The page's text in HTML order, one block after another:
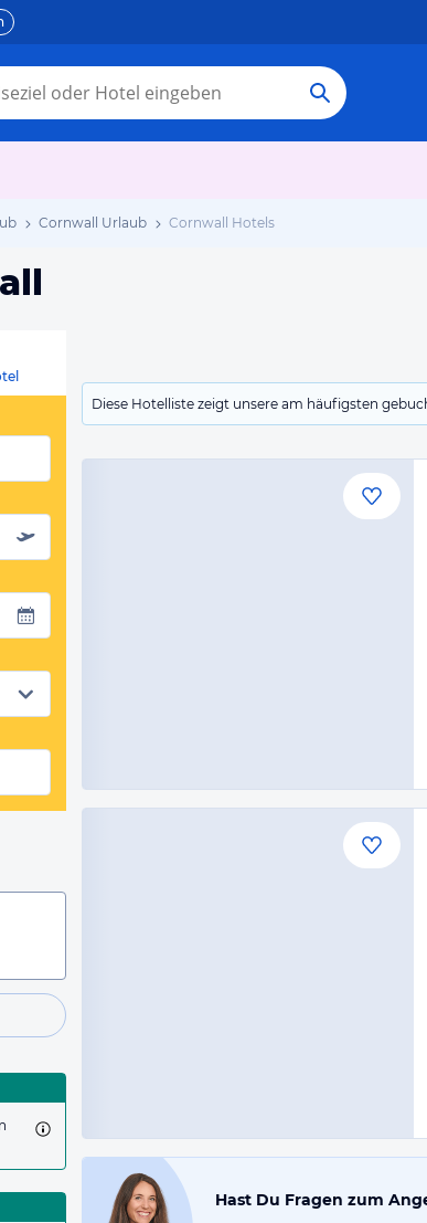
Cornwall Urlaub Cornwall Hotels
Diese Hotelliste zeigt unsere am häufigsten
Hast Du Fragen zum